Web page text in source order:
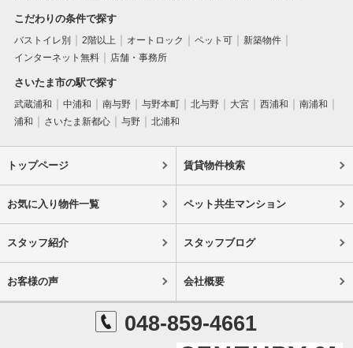
こだわりの条件で探す
バストイレ別 2階以上 オートロック ペット可
新築物件
インターネット無料
店舗・事務所
さいたま市の駅で探す
武蔵浦和 中浦和 南与野 与野本町 北与野 大宮 西浦和
南浦和
浦和
さいたま新都心 与野 北浦和
トップページ 賃貸物件検索
お気に入り物件一覧 ペット共生マンション
スタッフ紹介 スタッフブログ
お客様の声 会社概要
048-859-4661